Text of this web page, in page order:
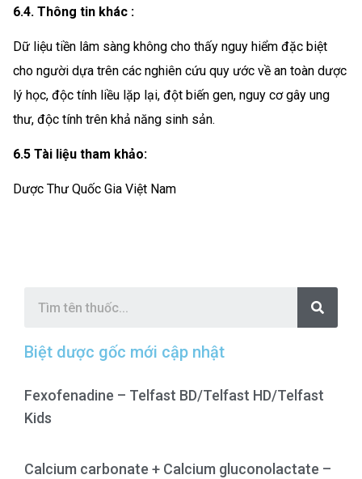
6.4. Thông tin khác :
Dữ liệu tiền lâm sàng không cho thấy nguy hiểm đặc biệt
cho người dựa trên các nghiên cứu quy ước về an toàn dược
lý học, độc tính liều lặp lại, đột biến gen, nguy cơ gây ung
thư, độc tính trên khả năng sinh sản.
6.5 Tài liệu tham khảo:
Dược Thư Quốc Gia Việt Nam
S
a
r
Biệt dược gốc mới cập nhật
Fexofenadine – Telfast BD/Telfast HD/Telfast
Kids
Calcium carbonate + Calcium gluconolactate –